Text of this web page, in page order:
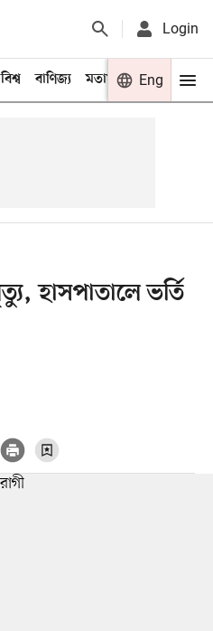
Login
বিশ্ব বাণিজ্য মতামত খেলা
Eng
হাসপাতালে ভর্তি